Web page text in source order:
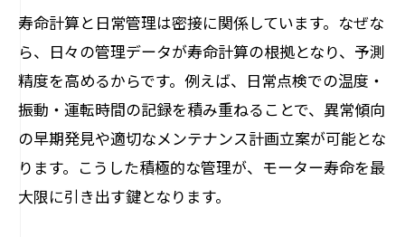
寿命計算と日常管理は密接に関係しています。なぜな
ら、日々の管理データが寿命計算の根拠となり、予測
精度を高めるからです。例えば、日常点検での温度・
振動・運転時間の記録を積み重ねることで、異常傾向
の早期発見や適切なメンテナンス計画立案が可能とな
ります。こうした積極的な管理が、モーター寿命を最
大限に引き出す鍵となります。